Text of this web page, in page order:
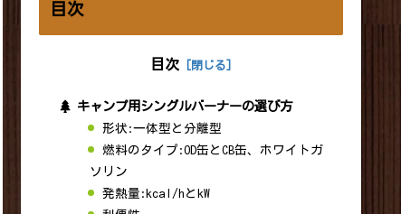
目次
目次
キャンプ用シングルバーナーの選び方
形状:一体型と分離型
燃料のタイプ:OD缶とCB缶、ホワイトガ
ソリン
発熱量:kcal/hとkW